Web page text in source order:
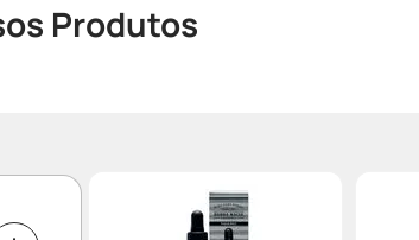
Produtos